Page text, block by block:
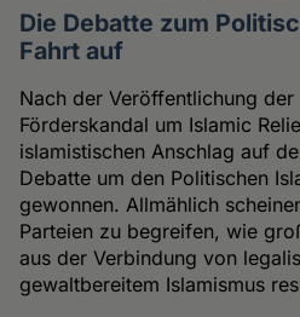
Die Debatte zum
Fahrt auf
Nach der Veröffentlichung
Förderskandal um Islamic
islamistischen Anschlag auf
Debatte um den Politischen
gewonnen. Allmählich
Parteien zu begreifen, wie
aus der Verbindung von
gewaltbereitem Islamismus